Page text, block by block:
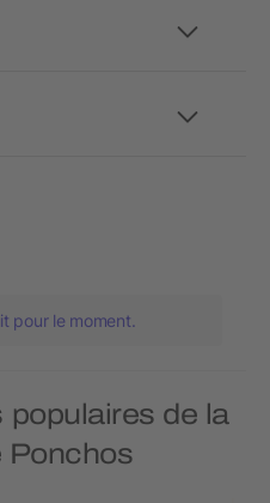
pour le moment.
populaires de la
Ponchos